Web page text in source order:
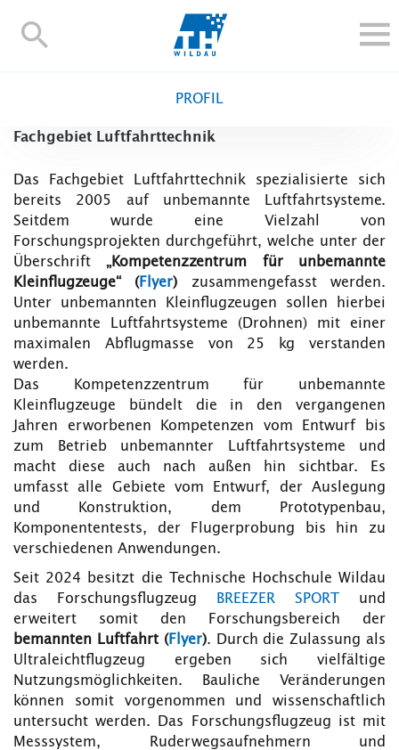
TH-
FORSCHUNG UND TRANSFER
ALUMNI
HOCHSCHULE
BESCHÄFTIGTE
Kontakt und Anfahrt Moodle
TH Online-Portal Personensuche English
PROFIL
Fachgebiet Luftfahrttechnik
Das Fachgebiet Luftfahrttechnik spezialisierte sich
bereits 2005 auf unbemannte Luftfahrtsysteme.
Seitdem wurde eine Vielzahl von
Forschungsprojekten durchgeführt, welche unter der
Überschrift„Kompetenzzentrum für unbemannte
Kleinflugzeuge“ (Flyer) zusammengefasst werden.
Unter unbemannten Kleinflugzeugen sollen hierbei
unbemannte Luftfahrtsysteme (Drohnen) mit einer
maximalen Abflugmasse von 25 kg verstanden
werden.
Das Kompetenzzentrum für unbemannte
Kleinflugzeuge bündelt die in den vergangenen
Jahren erworbenen Kompetenzen vom Entwurf bis
zum Betrieb unbemannter Luftfahrtsysteme und
macht diese auch nach außen hin sichtbar. Es
umfasst alle Gebiete vom Entwurf, der Auslegung
und Konstruktion, dem Prototypenbau,
Komponententests, der Flugerprobung bis hin zu
verschiedenen Anwendungen.
Seit 2024 besitzt die Technische Hochschule Wildau
das Forschungsflugzeug
BREEZER SPORT und
erweitert somit den Forschungsbereich der
bemannten Luftfahrt (Flyer). Durch die Zulassung als
Ultraleichtflugzeug ergeben sich vielfältige
Nutzungsmöglichkeiten. Bauliche Veränderungen
können somit vorgenommen und wissenschaftlich
untersucht werden. Das Forschungsflugzeug ist mit
Messsystem, Ruderwegsaufnehmern und